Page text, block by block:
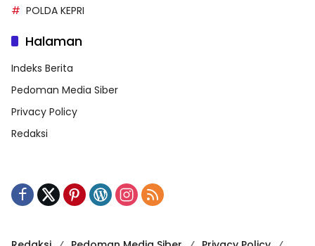
POLDA KEPRI
Halaman
Indeks Berita
Pedoman Media Siber
Privacy Policy
Redaksi